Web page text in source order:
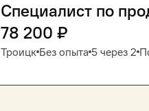
Специалист по
78 200 ₽
Троицк Без опыта 5 через 2